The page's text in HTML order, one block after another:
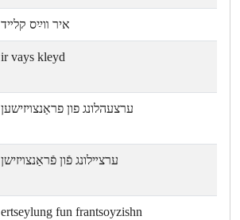
איר װײַס קלײד
ir vays kleyd
ערצעהלונג פון פראַנצױזישען
ערצײלונג פֿון פֿראַנצױזישן
ertseylung fun frantsoyzishn